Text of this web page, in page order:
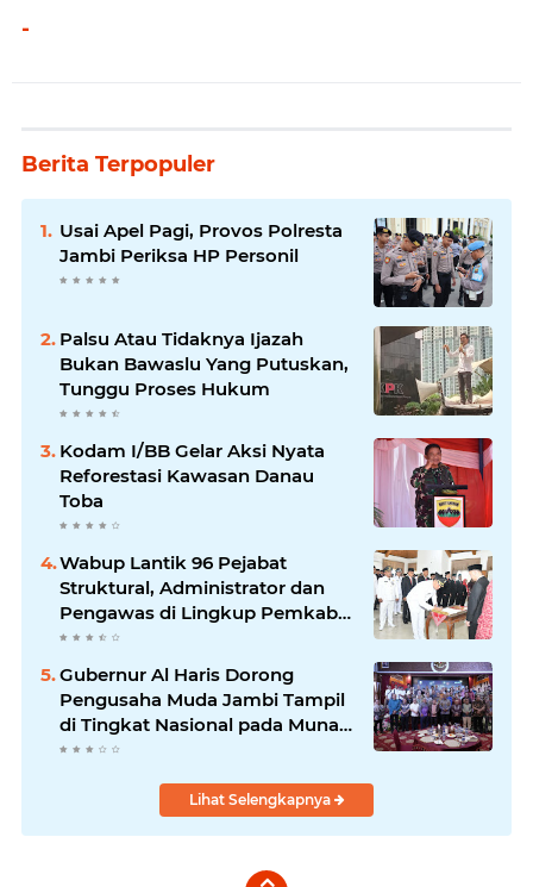
-
Berita Terpopuler
Usai Apel Pagi, Provos Polresta
Jambi Periksa HP Personil
Palsu Atau Tidaknya Ijazah
Bukan Bawaslu Yang Putuskan,
Tunggu Proses Hukum
Kodam I/BB Gelar Aksi Nyata
Reforestasi Kawasan Danau
Toba
Wabup Lantik 96 Pejabat
Struktural, Administrator dan
Pengawas di Lingkup Pemkab
Tanjabtim
Gubernur Al Haris Dorong
Pengusaha Muda Jambi Tampil
di Tingkat Nasional pada Munas
HIPMI ke-18
Lihat Selengkapnya